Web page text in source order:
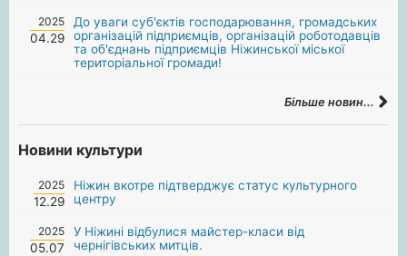
2025
04.29
До уваги суб'єктів господарювання, громадських
організацій підприємців, організацій роботодавців
та об'єднань підприємців Ніжинської міської
територіальної громади!
Більше новин...
Новини культури
2025
12.29
Ніжин вкотре підтверджує статус культурного
центру
2025
05.07
У Ніжині відбулися майстер-класи від
чернігівських митців.